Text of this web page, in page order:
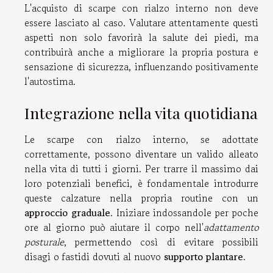
L'acquisto di scarpe con rialzo interno non deve
essere lasciato al caso. Valutare attentamente questi
aspetti non solo favorirà la salute dei piedi, ma
contribuirà anche a migliorare la propria postura e
sensazione di sicurezza, influenzando positivamente
l'autostima.
Integrazione nella vita quotidiana
Le scarpe con rialzo interno, se adottate
correttamente, possono diventare un valido alleato
nella vita di tutti i giorni. Per trarre il massimo dai
loro potenziali benefici, è fondamentale introdurre
queste calzature nella propria routine con un
approccio graduale. Iniziare indossandole per poche
ore al giorno può aiutare il corpo nell'adattamento
posturale, permettendo così di evitare possibili
disagi o fastidi dovuti al nuovo supporto plantare.